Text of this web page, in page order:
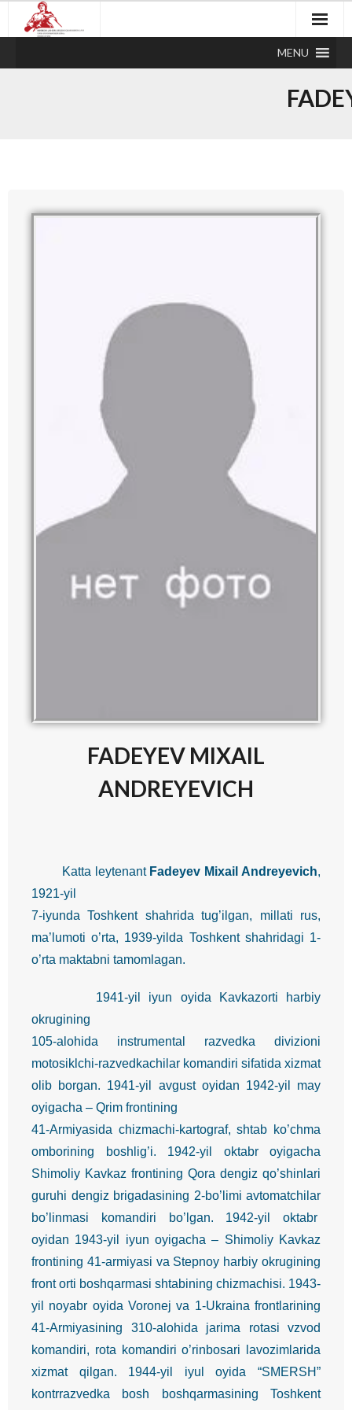
MENU
FADEYEV MIXAIL
ANDREYEVICH
Katta leytenant Fadeyev Mixail Andreyevich,
1921-yil
7-iyunda Toshkent shahrida tug’ilgan, millati rus,
ma’lumoti o’rta, 1939-yilda Toshkent shahridagi 1-
o’rta maktabni tamomlagan.
1941-yil iyun oyida Kavkazorti harbiy
okrugining
105-alohida instrumental razvedka divizioni
motosiklchi-razvedkachilar komandiri sifatida xizmat
olib borgan. 1941-yil avgust oyidan 1942-yil may
oyigacha – Qrim frontining
41-Armiyasida chizmachi-kartograf, shtab ko’chma
omborining boshlig’i. 1942-yil oktabr oyigacha
Shimoliy Kavkaz frontining Qora dengiz qo’shinlari
guruhi dengiz brigadasining 2-bo’limi avtomatchilar
bo’linmasi komandiri bo’lgan. 1942-yil oktabr
oyidan 1943-yil iyun oyigacha – Shimoliy Kavkaz
frontining 41-armiyasi va Stepnoy harbiy okrugining
front orti boshqarmasi shtabining chizmachisi. 1943-
yil noyabr oyida Voronej va 1-Ukraina frontlarining
41-Armiyasining 310-alohida jarima rotasi vzvod
komandiri, rota komandiri o’rinbosari lavozimlarida
xizmat qilgan. 1944-yil iyul oyida “SMERSH”
kontrrazvedka bosh boshqarmasining Toshkent